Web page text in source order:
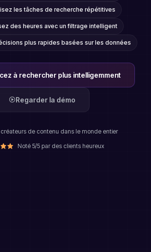
les tâches de recherche répétitives
des heures avec un filtrage intelligent
plus rapides basées sur les données
à rechercher plus intelligemment
Regarder la démo
de contenu dans le monde entier
Noté 5/5 par des clients heureux